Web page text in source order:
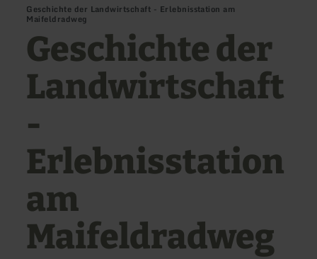
Geschichte der Landwirtschaft - Erlebnisstation am
Maifeldradweg
Geschichte der
Landwirtschaft
-
Erlebnisstation
am
Maifeldradweg